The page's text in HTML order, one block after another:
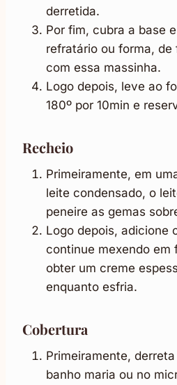
derretida.
Por fim, cubra a base
refratário ou forma, de
com essa massinha.
Logo depois, leve ao
180º por 10min e
Recheio
Primeiramente, em
leite condensado, o
peneire as gemas
Logo depois, adicione
continue mexendo em
obter um creme
enquanto esfria.
Cobertura
Primeiramente,
banho maria ou no